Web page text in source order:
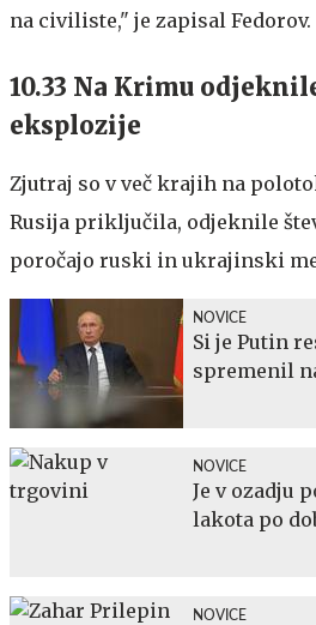
na civiliste," je zapisal Fedorov.
10.33 Na Krimu
eksplozije
Zjutraj so v več krajih na
Rusija priključila, odjeknile
poročajo ruski in ukrajinski
NOVICE
Si je Putin
spremenil
NOVICE
Je v ozadju
lakota po
NOVICE